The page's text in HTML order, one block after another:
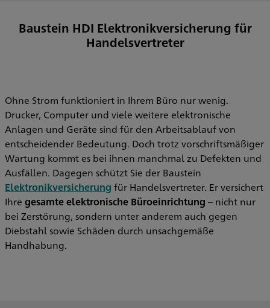
Baustein HDI Elektronikversicherung für
Handelsvertreter
Ohne Strom funktioniert in Ihrem Büro nur wenig.
Drucker, Computer und viele weitere elektronische
Anlagen und Geräte sind für den Arbeitsablauf von
entscheidender Bedeutung. Doch trotz vorschriftsmäßiger
Wartung kommt es bei ihnen manchmal zu Defekten und
Ausfällen. Dagegen schützt Sie der Baustein
Elektronikversicherung für Handelsvertreter. Er versichert
Ihre gesamte elektronische Büroeinrichtung – nicht nur
bei Zerstörung, sondern unter anderem auch gegen
Diebstahl sowie Schäden durch unsachgemäße
Handhabung.